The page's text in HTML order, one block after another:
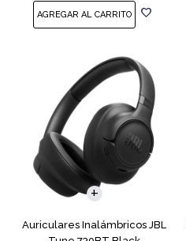
Auriculares Inalámbricos JBL